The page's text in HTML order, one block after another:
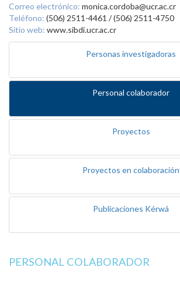
Correo electrónico: monica.cordoba@ucr.ac.cr
Teléfono: (506) 2511-4461 / (506) 2511-4750
Sitio web: www.sibdi.ucr.ac.cr
Personas investigadoras
Personal colaborador
Proyectos
Proyectos en colaboración
Publicaciones Kérwá
PERSONAL COLABORADOR